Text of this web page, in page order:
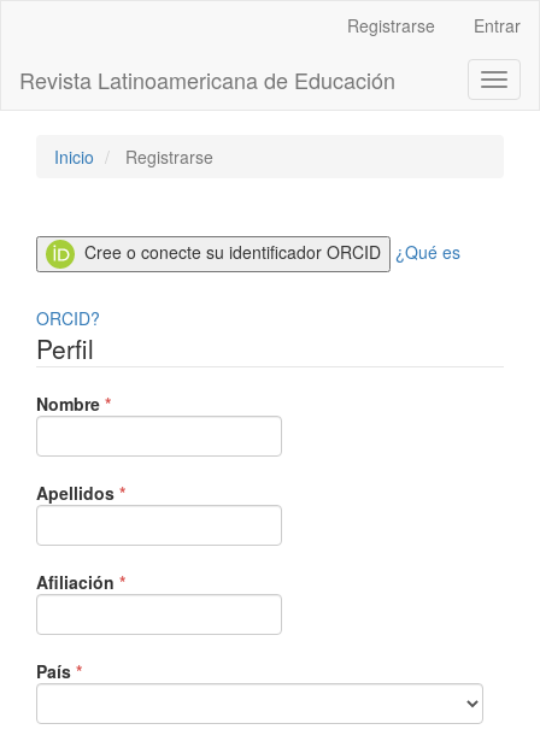
principal
Barra
Registrarse Entrar
Revista Latinoamericana de Educación
Inicio Registrarse
Cree o conecte su identificador ORCID ¿Qué es
ORCID?
Perfil
Nombre *Obligatorio
Apellidos *Obligatorio
Afiliación *Obligatorio
País *Obligatorio